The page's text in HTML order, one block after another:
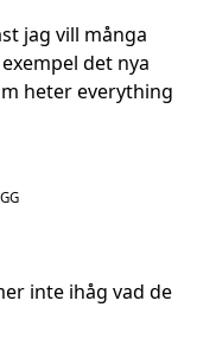
jag vill många
det nya
heter everything
inte ihåg vad de